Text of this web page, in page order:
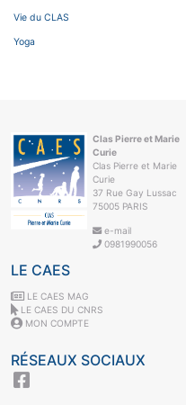
Vie du CLAS
Yoga
Clas Pierre et Marie
Curie
Clas Pierre et Marie
Curie
37 Rue Gay Lussac
75005 PARIS
e-mail
0981990056
LE CAES
LE CAES MAG
LE CAES DU CNRS
MON COMPTE
RÉSEAUX SOCIAUX